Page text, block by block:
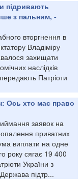
підривають
з пальним, -
вторгнення в
Владіміру
захищати
наслідків
Патріоти
Ось хто має право
заявок на
приватних
виплати на одне
року сягає 19 400
України з
підтр...